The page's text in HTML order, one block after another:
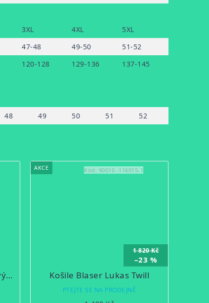
3XL 4XL
5XL
47-48 49-50
51-52
120-128 129-136
137-145
48 49 50 51 52
Košile Luko společenská s výšivkou
AKCE
1 820 Kč
–23 %
Košile Blaser Lukas Twill
PTEJTE SE NA PRODEJNĚ
Kód: 90010 -116015-1